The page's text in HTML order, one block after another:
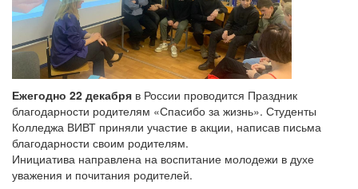
Ежегодно 22 декабря в России проводится Праздник
благодарности родителям «Спасибо за жизнь». Студенты
Колледжа ВИВТ приняли участие в акции, написав письма
благодарности своим родителям.
Инициатива направлена на воспитание молодежи в духе
уважения и почитания родителей.